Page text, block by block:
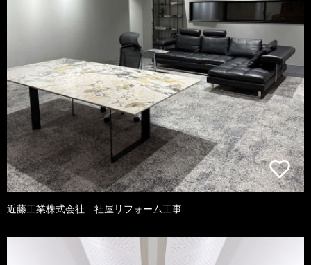
近藤工業株式会社 社屋リフォーム工事